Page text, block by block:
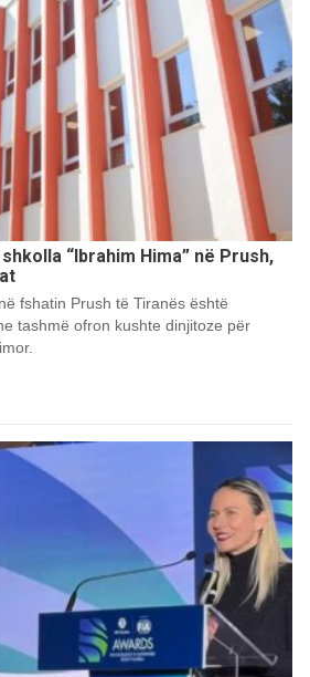
“Ibrahim Hima” në Prush,
fshatin Prush të Tiranës është
tashmë ofron kushte dinjitoze për